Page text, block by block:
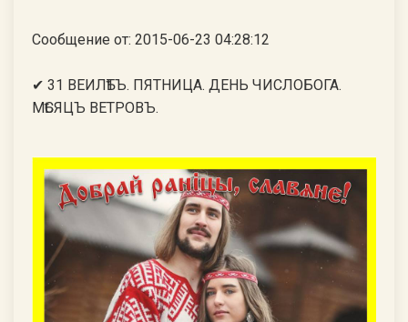
Сообщение от: 2015-06-23 04:28:12
✔ 31 ВЕИЛѢТЪ. ПЯТНИЦА. ДЕНЬ ЧИСЛОБОГА.
МѢСЯЦЪ ВЕТРОВЪ.